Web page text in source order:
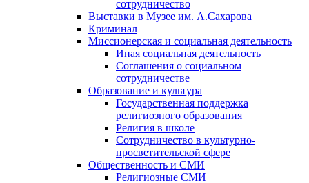
сотрудничество
Выставки в Музее им. А.Сахарова
Криминал
Миссионерская и социальная деятельность
Иная социальная деятельность
Соглашения о социальном
сотрудничестве
Образование и культура
Государственная поддержка
религиозного образования
Религия в школе
Сотрудничество в культурно-
просветительской сфере
Общественность и СМИ
Религиозные СМИ